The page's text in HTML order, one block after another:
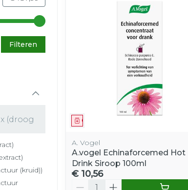
links en rechts om de minimale en
Filteren
(kruid))
Geneesmiddel
A. Vogel
A.vogel Echinaforcemed Hot
Drink Siroop 100ml
€ 10,56
Aantal